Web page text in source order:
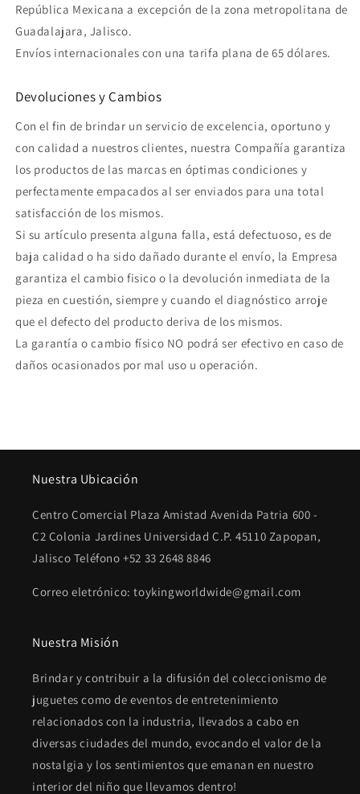
República Mexicana a excepción de la zona metropolitana de
Guadalajara, Jalisco.
Envíos internacionales con una tarifa plana de 65 dólares.
Devoluciones y Cambios
Con el fin de brindar un servicio de excelencia, oportuno y
con calidad a nuestros clientes, nuestra Compañía garantiza
los productos de las marcas en óptimas condiciones y
perfectamente empacados al ser enviados para una total
satisfacción de los mismos.
Si su artículo presenta alguna falla, está defectuoso, es de
baja calidad o ha sido dañado durante el envío, la Empresa
garantiza el cambio fisico o la devolución inmediata de la
pieza en cuestión, siempre y cuando el diagnóstico arroje
que el defecto del producto deriva de los mismos.
La garantía o cambio físico NO podrá ser efectivo en caso de
daños ocasionados por mal uso u operación.
Nuestra Ubicación
Centro Comercial Plaza Amistad Avenida Patria 600 -
C2 Colonia Jardines Universidad C.P. 45110 Zapopan,
Jalisco Teléfono +52 33 2648 8846
Correo eletrónico: toykingworldwide@gmail.com
Nuestra Misión
Brindar y contribuir a la difusión del coleccionismo de
juguetes como de eventos de entretenimiento
relacionados con la industria, llevados a cabo en
diversas ciudades del mundo, evocando el valor de la
nostalgia y los sentimientos que emanan en nuestro
interior del niño que llevamos dentro!